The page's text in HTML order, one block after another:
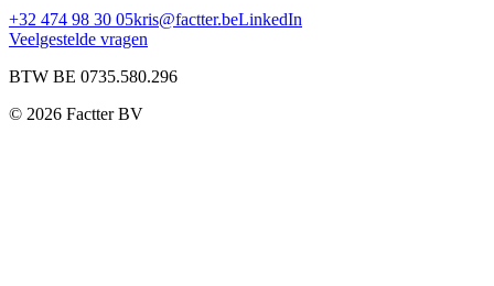
+32 474 98 30 05kris@factter.beLinkedIn
Veelgestelde vragen
BTW BE 0735.580.296
© 2026 Factter BV